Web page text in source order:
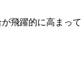
飛躍的に高まって